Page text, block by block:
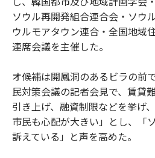
ソウル再開発組合連合会・ソウ
ウルモアタウン連合・全国地域
連席会議を主催した。
オ候補は開鳳洞のあるビラの前
民対策会議の記者会見で、賃貸
引き上げ、融資制限などを挙げ
市民も心配が大きい」とし、「
訴えている」と声を高めた。